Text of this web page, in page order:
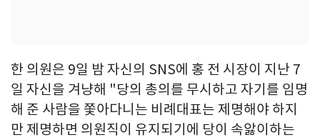
한 의원은 9일 밤 자신의 SNS에 홍 전 시장이 지난 7
일 자신을 겨냥해 "당의 총의를 무시하고 자기를 임명
해 준 사람을 쫓아다니는 비례대표는 제명해야 하지
만 제명하면 의원직이 유지되기에 당이 속앓이하는